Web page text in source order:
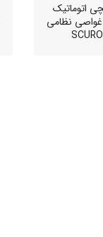
اتوماتیک
غواصی نظامی